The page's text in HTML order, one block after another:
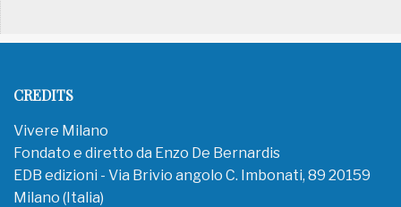
CREDITS
Vivere Milano
Fondato e diretto da Enzo De Bernardis
EDB edizioni - Via Brivio angolo C. Imbonati, 89 20159
Milano (Italia)